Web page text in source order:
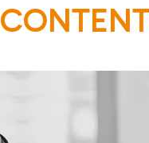
CONTEN